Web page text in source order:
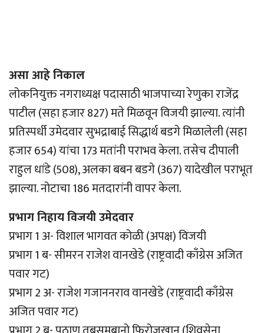
असा आहे निकाल
लोकनियुक्त नगराध्यक्ष पदासाठी भाजपाच्या रेणुका राजेंद्र
पाटील (सहा हजार 827) मते मिळवून विजयी झाल्या. त्यांनी
प्रतिस्पर्धी उमेदवार सुभद्राबाई सिद्धार्थ बडगे मिळालेली (सहा
हजार 654) यांचा 173 मतांनी पराभव केला. तसेच दीपाली
राहुल धांडे (508), अलका बबन बडगे (367) यादेखील पराभूत
झाल्या. नोटाचा 186 मतदारांनी वापर केला.
प्रभाग निहाय विजयी उमेदवार
प्रभाग 1 अ- विशाल भागवत कोळी (अपक्ष) विजयी
प्रभाग 1 ब- सीमरन राजेश वानखेडे (राष्ट्रवादी काँग्रेस अजित
पवार गट)
प्रभाग 2 अ- राजेश गजाननराव वानखेडे (राष्ट्रवादी काँग्रेस
अजित पवार गट)